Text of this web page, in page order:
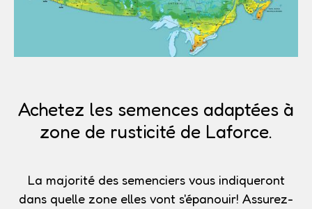
Achetez les semences adaptées à
zone de rusticité de Laforce.
La majorité des semenciers vous indiqueront
dans quelle zone elles vont s'épanouir! Assurez-